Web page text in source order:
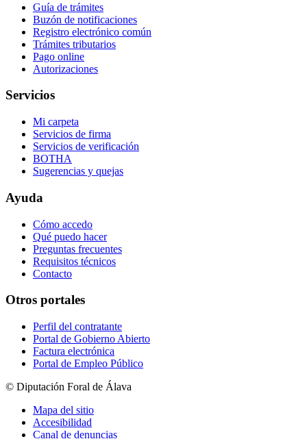
Guía de trámites
Buzón de notificaciones
Registro electrónico común
Trámites tributarios
Pago online
Autorizaciones
Servicios
Mi carpeta
Servicios de firma
Servicios de verificación
BOTHA
Sugerencias y quejas
Ayuda
Cómo accedo
Qué puedo hacer
Preguntas frecuentes
Requisitos técnicos
Contacto
Otros portales
Perfil del contratante
Portal de Gobierno Abierto
Factura electrónica
Portal de Empleo Público
© Diputación Foral de Álava
Mapa del sitio
Accesibilidad
Canal de denuncias